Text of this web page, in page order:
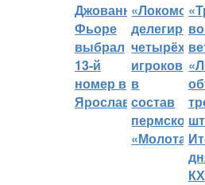
Джованни
Фьоре
выбрал
13-й
номер в
Ярославле
четырёх
игроков
в
состав
пермского
«Молота»